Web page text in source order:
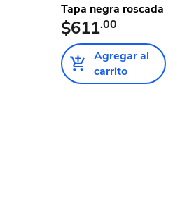
Tapa negra roscada
$611.00
Agregar al
carrito